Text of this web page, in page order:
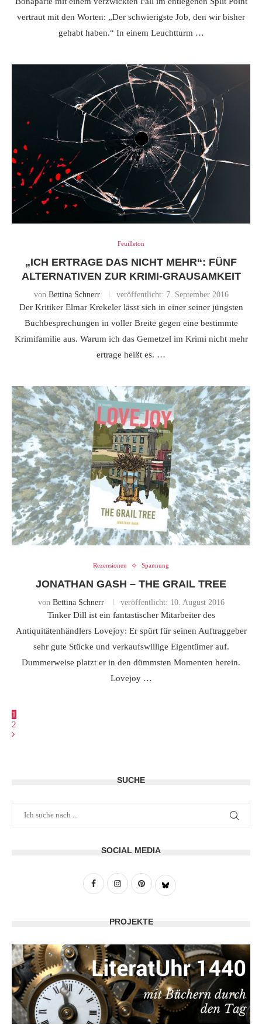
vertraut mit den Worten: „Der schwierigste Job, den wir bisher
gehabt haben.“ In einem Leuchtturm …
Feuilleton
„ICH ERTRAGE DAS NICHT MEHR“: FÜNF
ALTERNATIVEN ZUR KRIMI-GRAUSAMKEIT
von Bettina Schnerr veröffentlicht: 7. September 2016
Der Kritiker Elmar Krekeler lässt sich in einer seiner jüngsten
Buchbesprechungen in voller Breite gegen eine bestimmte
Krimifamilie aus. Warum ich das Gemetzel im Krimi nicht mehr
ertrage heißt es. …
Rezensionen Spannung
JONATHAN GASH – THE GRAIL TREE
von Bettina Schnerr veröffentlicht: 10. August 2016
Tinker Dill ist ein fantastischer Mitarbeiter des
Antiquitätenhändlers Lovejoy: Er spürt für seinen Auftraggeber
sehr gute Stücke und verkaufswillige Eigentümer auf.
Dummerweise platzt er in den dümmsten Momenten herein.
Lovejoy …
1
2
SUCHE
SOCIAL MEDIA
PROJEKTE